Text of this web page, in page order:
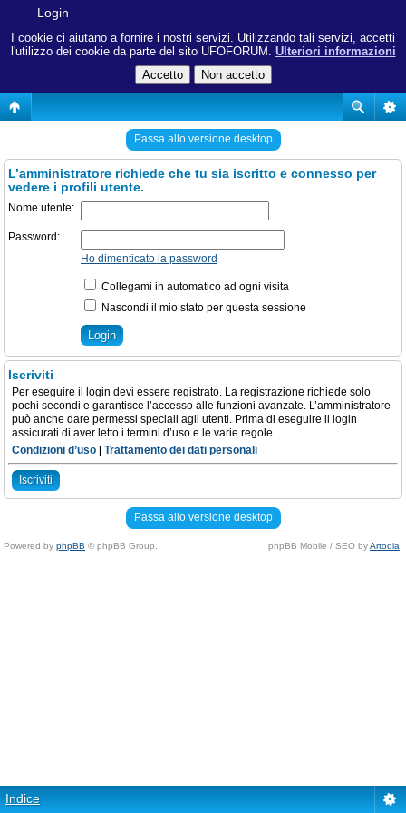
I cookie ci aiutano a fornire i nostri servizi. Utilizzando tali servizi, accetti
l'utilizzo dei cookie da parte del sito UFOFORUM. Ulteriori informazioni
Login
Passa allo versione desktop
L’amministratore richiede che tu sia iscritto e connesso per
vedere i profili utente.
Nome utente:
Password:
Ho dimenticato la password
Collegami in automatico ad ogni visita
Nascondi il mio stato per questa sessione
Iscriviti
Per eseguire il login devi essere registrato. La registrazione richiede solo
pochi secondi e garantisce l’accesso alle funzioni avanzate. L’amministratore
può anche dare permessi speciali agli utenti. Prima di eseguire il login
assicurati di aver letto i termini d’uso e le varie regole.
Condizioni d’uso
Trattamento dei dati personali
Iscriviti
Passa allo versione desktop
Powered by phpBB © phpBB Group. phpBB Mobile / SEO byArtodia
Indice